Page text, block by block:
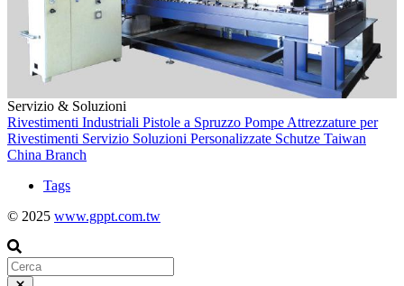
Servizio & Soluzioni
Rivestimenti Industriali Pistole a Spruzzo Pompe Attrezzature per
Rivestimenti Servizio Soluzioni Personalizzate Schutze Taiwan
China Branch
Tags
© 2025 www.gppt.com.tw